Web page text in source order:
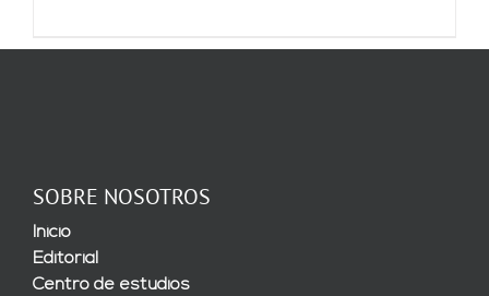
SOBRE NOSOTROS
Inicio
Editorial
Centro de estudios